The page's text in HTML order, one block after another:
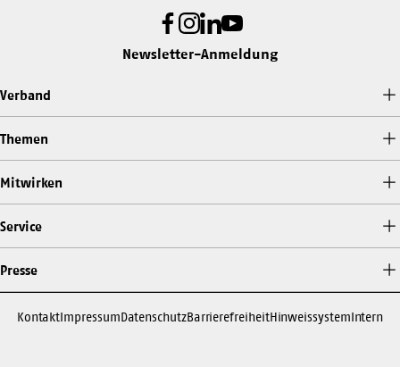
Facebook
Instagram
LinkedIn
Youtube
Newsletter-Anmeldung
Verband
Themen
Mitwirken
Service
Presse
KontaktImpressumDatenschutzBarrierefreiheitHinweissystemIntern